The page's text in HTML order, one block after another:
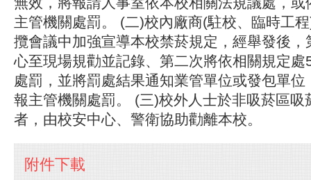
主管機關處罰。 (二)校內廠商(駐校、臨時工
攬會議中加強宣導本校禁菸規定，經舉發後，
心至現場規勸並記錄、第二次將依相關規定
處罰，並將罰處結果通知業管單位或發包單
報主管機關處罰。 (三)校外人士於非吸菸區吸
者，由校安中心、警衛協助勸離本校。
附件下載